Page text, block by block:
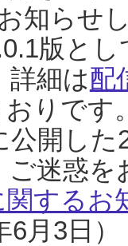
知らせ
版と
詳細は配
りです
公開し
ご迷惑
するお
月3日）